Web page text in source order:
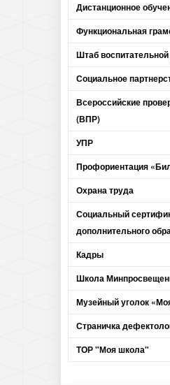
Дистанционное
Функциональная
Штаб
Социальное
Всероссийские
(ВПР)
УПР
Профориентация
Охрана труда
Социальный
дополнительного
Кадры
Школа
Музейный уголок
Страничка
ТОР "Моя школа"